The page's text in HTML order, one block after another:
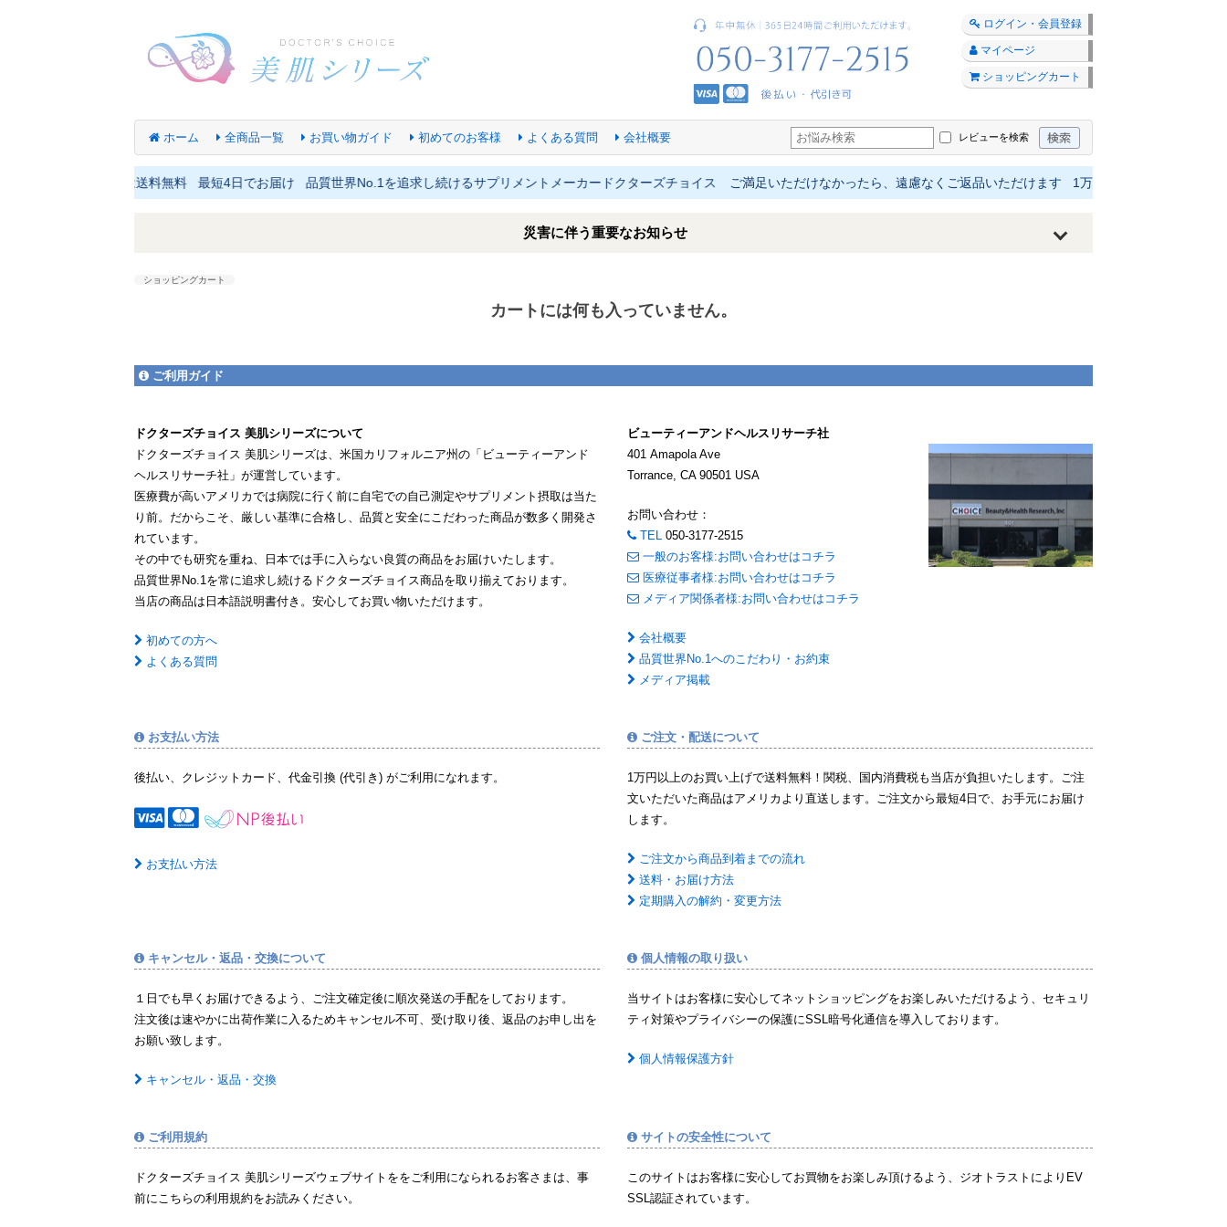
ログイン・会員登録
マイページ
ショッピングカート
ホーム 全商品一覧 お買い物ガイド 初めてのお客様 よくある質問 会社概要 レビューを検索
ます 1万円以上は送料無料 最短4日でお届け 品質世界No.1を追求し続けるサプリメントメーカードクターズチョイス ご満足いただけなかったら、遠慮なくご返品いただけます 1万円以上は送料無料 最短
災害に伴う重要なお知らせ
ショッピングカート
カートには何も入っていません。
ご利用ガイド
ドクターズチョイス 美肌シリーズについて
ドクターズチョイス 美肌シリーズは、米国カリフォルニア州の「ビューティーアンド
ヘルスリサーチ社」が運営しています。
医療費が高いアメリカでは病院に行く前に自宅での自己測定やサプリメント摂取は当た
り前。だからこそ、厳しい基準に合格し、品質と安全にこだわった商品が数多く開発さ
れています。
その中でも研究を重ね、日本では手に入らない良質の商品をお届けいたします。
品質世界No.1を常に追求し続けるドクターズチョイス商品を取り揃えております。
当店の商品は日本語説明書付き。安心してお買い物いただけます。
初めての方へ
よくある質問
ビューティーアンドヘルスリサーチ社
401 Amapola Ave
Torrance, CA 90501 USA
お問い合わせ：
TEL 050-3177-2515
一般のお客様:お問い合わせはコチラ
医療従事者様:お問い合わせはコチラ
メディア関係者様:お問い合わせはコチラ
会社概要
品質世界No.1へのこだわり・お約束
メディア掲載
お支払い方法
後払い、クレジットカード、代金引換 (代引き) がご利用になれます。
お支払い方法
ご注文・配送について
1万円以上のお買い上げで送料無料！関税、国内消費税も当店が負担いたします。ご注
文いただいた商品はアメリカより直送します。ご注文から最短4日で、お手元にお届け
します。
ご注文から商品到着までの流れ
送料・お届け方法
定期購入の解約・変更方法
キャンセル・返品・交換について
１日でも早くお届けできるよう、ご注文確定後に順次発送の手配をしております。
注文後は速やかに出荷作業に入るためキャンセル不可、受け取り後、返品のお申し出を
お願い致します。
キャンセル・返品・交換
個人情報の取り扱い
当サイトはお客様に安心してネットショッピングをお楽しみいただけるよう、セキュリ
ティ対策やプライバシーの保護にSSL暗号化通信を導入しております。
個人情報保護方針
ご利用規約
ドクターズチョイス 美肌シリーズウェブサイトををご利用になられるお客さまは、事
前にこちらの利用規約をお読みください。
サイトの安全性について
このサイトはお客様に安心してお買物をお楽しみ頂けるよう、ジオトラストによりEV
SSL認証されています。